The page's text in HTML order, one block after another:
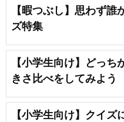
【暇つぶし】思わず誰
ズ特集
【小学生向け】どっ
きさ比べをしてみよう
【小学生向け】クイズ